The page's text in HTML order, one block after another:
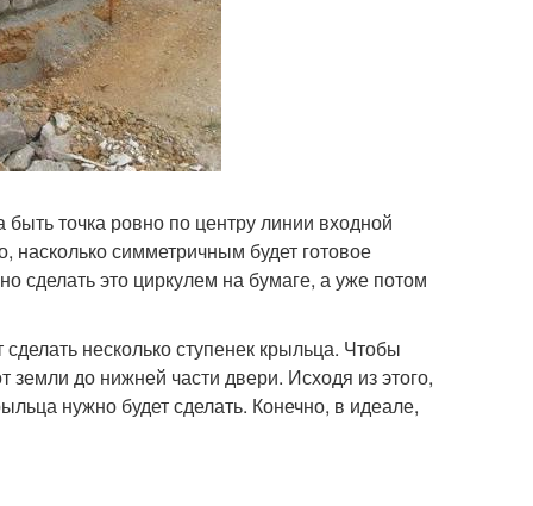
точка ровно по центру линии входной
насколько симметричным будет готовое
сделать это циркулем на бумаге, а уже потом
несколько ступенек крыльца. Чтобы
до нижней части двери. Исходя из этого,
нужно будет сделать. Конечно, в идеале,